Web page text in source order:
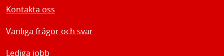
Kontakta oss
Vanliga frågor och svar
Lediga jobb